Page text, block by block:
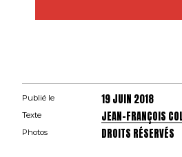
Publié le 19 JUIN 2018
Texte JEAN-FRANÇOIS
Photos DROITS RÉSERVÉS